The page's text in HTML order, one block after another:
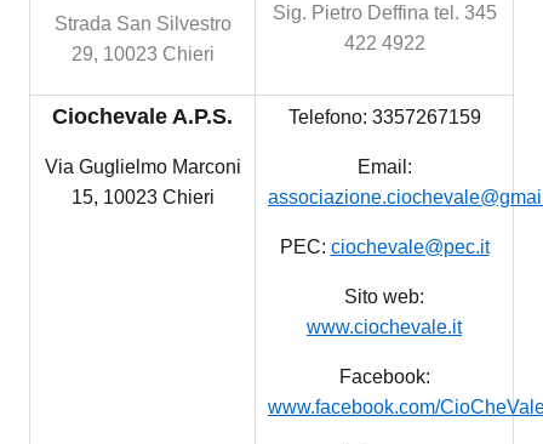
Strada San Silvestro
29, 10023 Chieri
Sig. Pietro Deffina tel. 345
422 4922
Ciochevale A.P.S.
Via Guglielmo Marconi
15, 10023 Chieri
Telefono: 3357267159
Email:
PEC: ciochevale@pec.it
Sito web:
www.ciochevale.it
Facebook:
www.facebook.com/